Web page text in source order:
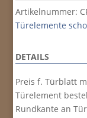
Artikelnummer:
Türelemente
DETAILS
Preis f. Türblatt
Türelement
Rundkante an